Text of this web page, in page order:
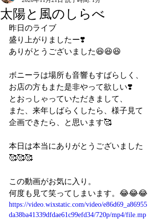
太陽と風のしらべ
昨日のライブ
盛り上がりましたー❣️
ありがとうございました😆😆😆
ボニーラは場所も音響もすばらしく、
お店の方もまた是非やって欲しい❣️
とおっしゃっていただきまして、
また、来年しばらくしたら、様子見て
企画できたら、と思います🥰
本日は本当にありがとうございました
🥰🥰🥰
この動画がお気に入り。
何度も見て笑ってしまいます。😂😂😂
https://video.wixstatic.com/video/e86d69_a86955
da38ba41339dfdae61c99efd34/720p/mp4/file.mp